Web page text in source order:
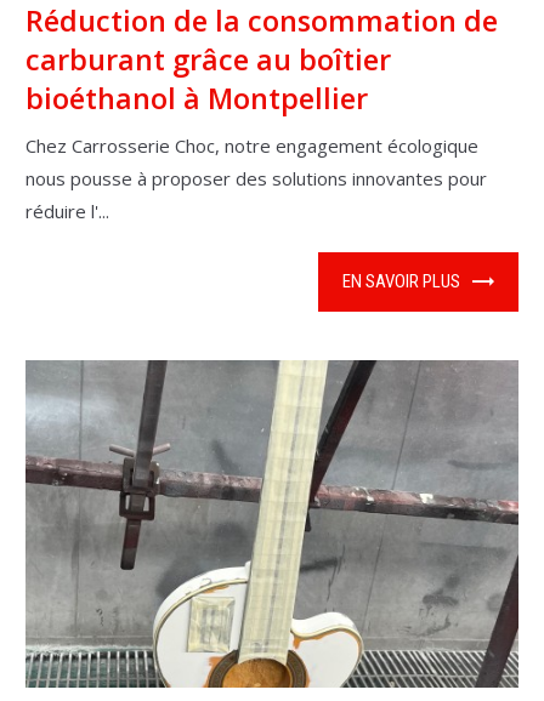
Réduction de la consommation de
carburant grâce au boîtier
bioéthanol à Montpellier
Chez Carrosserie Choc, notre engagement écologique
nous pousse à proposer des solutions innovantes pour
réduire l'...
EN SAVOIR PLUS